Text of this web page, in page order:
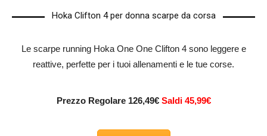
Hoka Clifton 4 per donna scarpe da corsa
Le scarpe running Hoka One One Clifton 4 sono leggere e
reattive, perfette per i tuoi allenamenti e le tue corse.
Prezzo Regolare 126,49€ Saldi 45,99€